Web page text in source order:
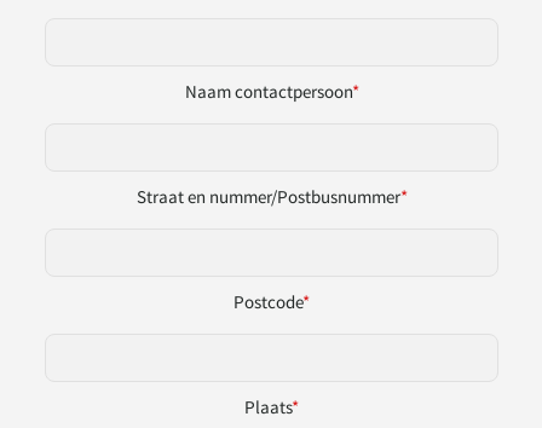
Naam contactpersoon*
Straat en nummer/Postbusnummer*
Postcode*
Plaats*